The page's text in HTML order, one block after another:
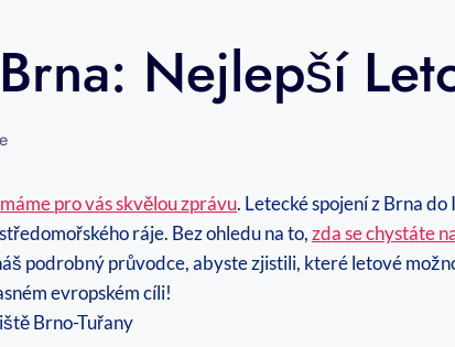
Nejlepší
máme pro vás skvělou zprávu. Letecké spojení z Brna
ráje. Bez ohledu na to,zda se chystáte
podrobný průvodce, abyste zjistili, které letové
evropském cíli!